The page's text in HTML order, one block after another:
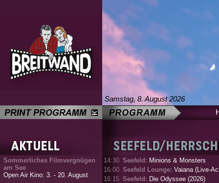
Samstag, 8. August 2026
Sommerliches Filmvergnügen
am See
Open Air Kino: 3. - 20. August
14:30 Seefeld: Minions & Monsters
16:00 Seefeld Lounge: Vaiana (Live-
16:15 Seefeld: Die Odyssee (2026)